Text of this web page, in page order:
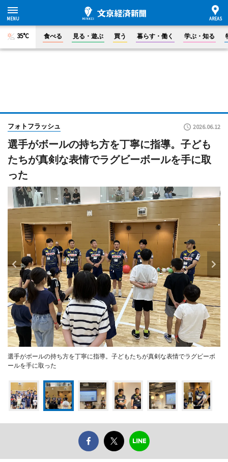
35°C 食べる 見る・遊ぶ 買う 暮らす・働く 学ぶ・知る
フォトフラッシュ 2026.06.12
選手がボールの持ち方を丁寧に指導。子ども
たちが真剣な表情でラグビーボールを手に取
った
選手がボールの持ち方を丁寧に指導。子どもたちが真剣な表情でラグビーボ
ールを手に取った